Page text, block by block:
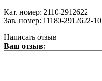
Кат. номер: 2110-2912622
Зав. номер: 11180-2912622-10
Написать отзыв
Ваш отзыв: